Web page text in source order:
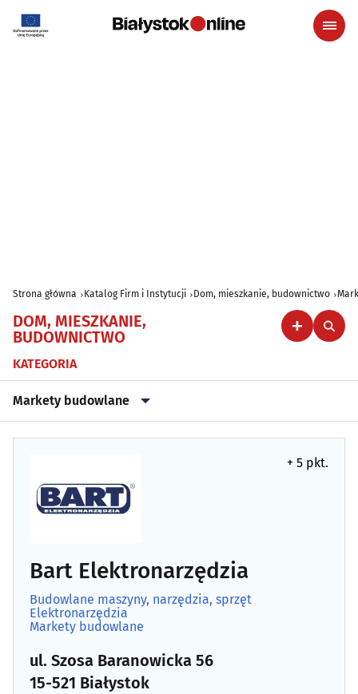
Strona główna Katalog Firm i Instytucji Dom, mieszkanie, budownictwo
DOM, MIESZKANIE,
BUDOWNICTWO
KATEGORIA
Markety budowlane
Agencje nieruchomości(79)
Antyki(5)
Biura projektów(84)
Blacharstwo i dekarstwo(17)
Brukarstwo, bruk(26)
+ 5 pkt.
Bart Elektronarzędzia
Budowlane maszyny, narzędzia, sprzęt
Elektronarzędzia
Markety budowlane
ul. Szosa Baranowicka 56
15-521 Białystok